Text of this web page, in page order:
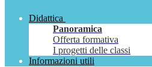
Didattica
Panoramica
Offerta formativa
I progetti delle classi
Informazioni utili